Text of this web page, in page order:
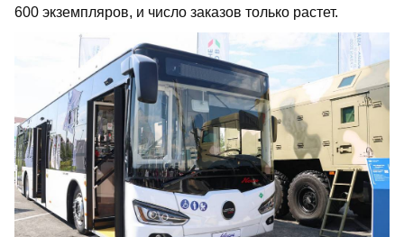
600 экземпляров, и число заказов только растет.